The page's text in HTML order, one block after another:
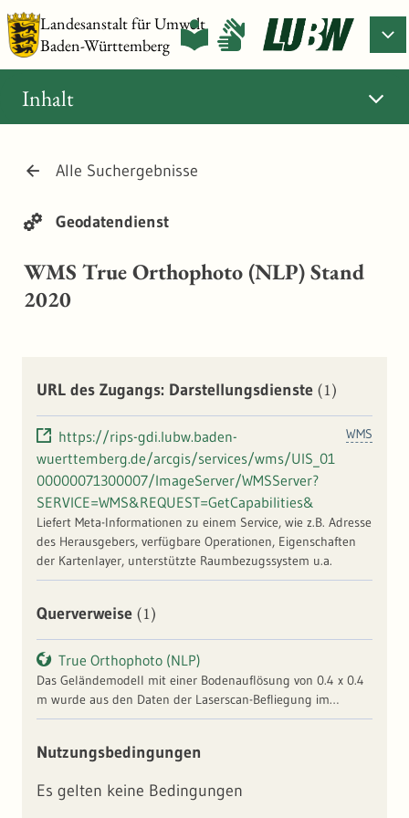
Landesanstalt für Umwelt
Baden-Württemberg
Alle Suchergebnisse
Geodatendienst
WMS True Orthophoto (NLP) Stand
2020
Inhalt
URL des Zugangs: Darstellungsdienste (1)
WMS
https://rips-gdi.lubw.baden-
wuerttemberg.de/arcgis/services/wms/UIS_01
00000071300007/ImageServer/WMSServer?
SERVICE=WMS&REQUEST=GetCapabilities&
Liefert Meta-Informationen zu einem Service, wie z.B. Adresse
des Herausgebers, verfügbare Operationen, Eigenschaften
der Kartenlayer, unterstützte Raumbezugssystem u.a.
Querverweise (1)
True Orthophoto (NLP)
Das Geländemodell mit einer Bodenauflösung von 0.4 x 0.4
m wurde aus den Daten der Laserscan-Befliegung im
Frühjahr 2015 abgeleitet. Genauer: das Geländemodell ist
Vegetation (Blätter, Äste, Stämme) reflektiert wurden,
Kombination (nahes Infrarot an Position des grünen
Nutzungsbedingungen
Es gelten keine Bedingungen